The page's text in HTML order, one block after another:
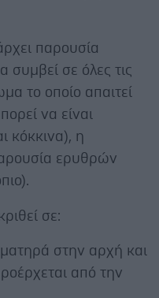
παρουσία
συμβεί σε όλες τις
το οποίο απαιτεί
να είναι
κόκκινα), η
ερυθρών
σε:
στην αρχή και
από την